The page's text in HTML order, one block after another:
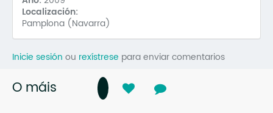
Localización:
Pamplona (Navarra)
Inicie sesión ou rexístrese para enviar comentarios
O máis